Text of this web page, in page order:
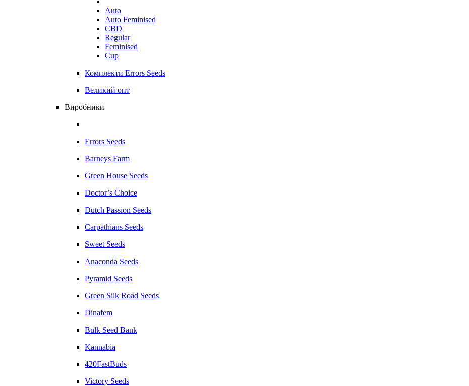
Auto
Auto Feminised
CBD
Regular
Feminised
Cup
Комплекти Errors Seeds
Великий опт
Виробники
Errors Seeds
Barneys Farm
Green House Seeds
Doctor’s Choice
Dutch Passion Seeds
Carpathians Seeds
Sweet Seeds
Anaconda Seeds
Pyramid Seeds
Green Silk Road Seeds
Dinafem
Bulk Seed Bank
Kannabia
420FastBuds
Victory Seeds